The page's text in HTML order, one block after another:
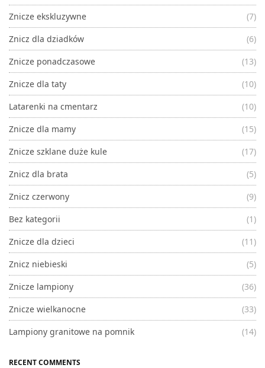
Znicze ekskluzywne
(7)
Znicz dla dziadków
(6)
Znicze ponadczasowe
(13)
Znicze dla taty
(10)
Latarenki na cmentarz
(10)
Znicze dla mamy
(15)
Znicze szklane duże kule
(17)
Znicz dla brata
(5)
Znicz czerwony
(9)
Bez kategorii
(1)
Znicze dla dzieci
(11)
Znicz niebieski
(5)
Znicze lampiony
(36)
Znicze wielkanocne
(33)
Lampiony granitowe na pomnik
(14)
RECENT COMMENTS